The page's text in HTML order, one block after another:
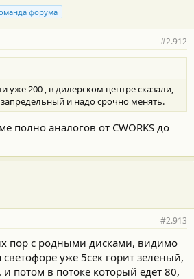
форума
#2.912
уже 200 , в дилерском центре сказали,
и надо срочно менять.
полно аналогов от CWORKS до
#2.913
пор с родными дисками, видимо
уже 5сек горит зеленый,
и потом в потоке который едет 80,